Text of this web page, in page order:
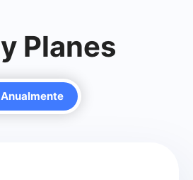
y Planes
Anualmente